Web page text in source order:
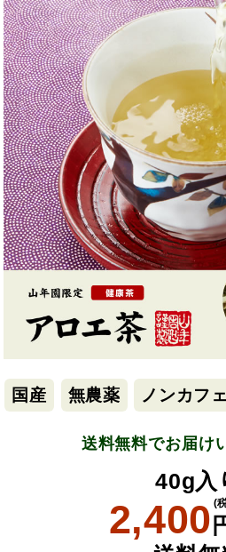
国産 無農薬 ノンカフ
送料無料でお届け
40g入
2,400 (